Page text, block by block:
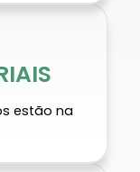
estão na